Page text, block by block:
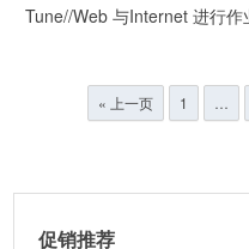
Tune//Web 与Internet 进行作
页
« 上一页 1 …
促销推荐